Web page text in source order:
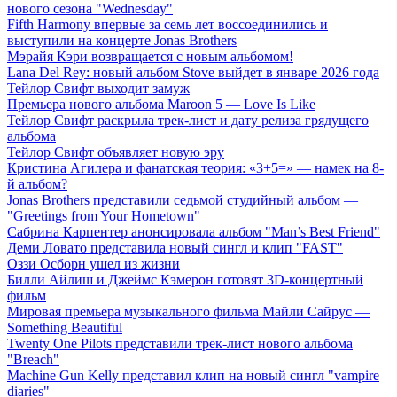
нового сезона "Wednesday"
Fifth Harmony впервые за семь лет воссоединились и
выступили на концерте Jonas Brothers
Мэрайя Кэри возвращается с новым альбомом!
Lana Del Rey: новый альбом Stove выйдет в январе 2026 года
Тейлор Свифт выходит замуж
Премьера нового альбома Maroon 5 — Love Is Like
Тейлор Свифт раскрыла трек-лист и дату релиза грядущего
альбома
Тейлор Свифт объявляет новую эру
Кристина Агилера и фанатская теория: «3+5=» — намек на 8-
й альбом?
Jonas Brothers представили седьмой студийный альбом —
"Greetings from Your Hometown"
Сабрина Карпентер анонсировала альбом "Man’s Best Friend"
Деми Ловато представила новый сингл и клип "FAST"
Оззи Осборн ушел из жизни
Билли Айлиш и Джеймс Кэмерон готовят 3D-концертный
фильм
Мировая премьера музыкального фильма Майли Сайрус —
Something Beautiful
Twenty One Pilots представили трек-лист нового альбома
"Breach"
Machine Gun Kelly представил клип на новый сингл "vampire
diaries"